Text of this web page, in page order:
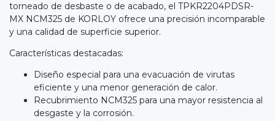
torneado de desbaste o de acabado, el TPKR2204PDSR-
MX NCM325 de KORLOY ofrece una precisión incomparable
y una calidad de superficie superior.
Características destacadas:
Diseño especial para una evacuación de virutas
eficiente y una menor generación de calor.
Recubrimiento NCM325 para una mayor resistencia al
desgaste y la corrosión.